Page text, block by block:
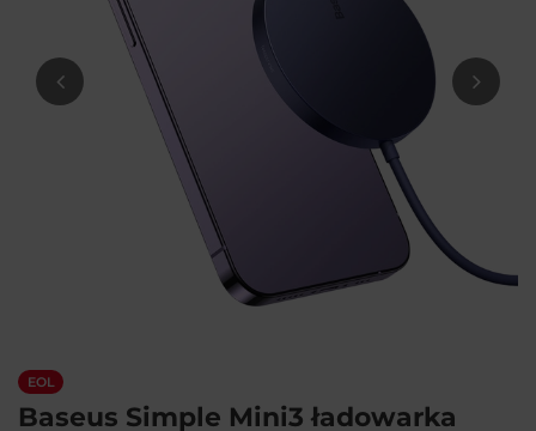
EOL
Baseus Simple Mini3 ładowarka